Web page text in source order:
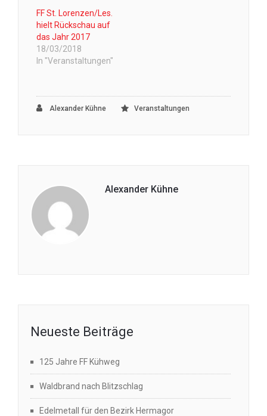
FF St. Lorenzen/Les.
hielt Rückschau auf
das Jahr 2017
18/03/2018
In "Veranstaltungen"
Alexander Kühne Veranstaltungen
Alexander Kühne
Neueste Beiträge
125 Jahre FF Kühweg
Waldbrand nach Blitzschlag
Edelmetall für den Bezirk Hermagor